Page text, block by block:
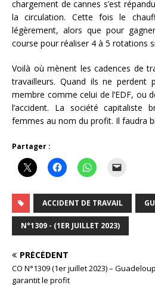
chargement de cannes s’est
la circulation. Cette fois le
légèrement, alors que pour
course pour réaliser 4 à 5 rotations
Voilà où mènent les cadences de
travailleurs. Quand ils ne perdent
membre comme celui de l’EDF, ou
l’accident. La société capitaliste
femmes au nom du profit. Il faudra
Partager :
ACCIDENT DE TRAVAIL
N°1309 - (1ER JUILLET 2023)
PRÉCÉDENT
CO N°1309 (1er juillet 2023) –
garantit le profit